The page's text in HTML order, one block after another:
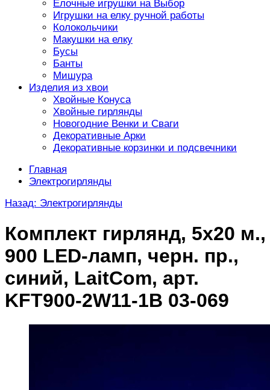
Елочные игрушки на Выбор
Игрушки на елку ручной работы
Колокольчики
Макушки на елку
Бусы
Банты
Мишура
Изделия из хвои
Хвойные Конуса
Хвойные гирлянды
Новогодние Венки и Сваги
Декоративные Арки
Декоративные корзинки и подсвечники
Главная
Электрогирлянды
Назад: Электрогирлянды
Комплект гирлянд, 5x20 м.,
900 LED-ламп, черн. пр.,
cиний, LaitCom, арт.
KFT900-2W11-1B 03-069